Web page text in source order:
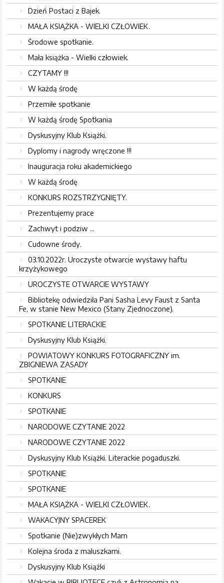
Dzień Postaci z Bajek.
MAŁA KSIĄŻKA - WIELKI CZŁOWIEK.
Środowe spotkanie.
Mała książka - Wielki człowiek.
CZYTAMY !!!
W każdą środę
Przemiłe spotkanie
W każdą środę Spotkania
Dyskusyjny Klub Książki.
Dyplomy i nagrody wręczone !!!
Inauguracja roku akademickiego
W każdą środę
KONKURS ROZSTRZYGNIĘTY.
Prezentujemy prace
Zachwyt i podziw ...
Cudowne środy.
03.10.2022r. Uroczyste otwarcie wystawy haftu
krzyżykowego
UROCZYSTE OTWARCIE WYSTAWY
Bibliotekę odwiedziła Pani Sasha Levy Faust z Santa
Fe, w stanie New Mexico (Stany Zjednoczone).
SPOTKANIE LITERACKIE
Dyskusyjny Klub Książki.
POWIATOWY KONKURS FOTOGRAFICZNY im.
ZBIGNIEWA ZASADY
SPOTKANIE
KONKURS
SPOTKANIE
NARODOWE CZYTANIE 2022
NARODOWE CZYTANIE 2022
Dyskusyjny Klub Książki. Literackie pogaduszki.
SPOTKANIE
SPOTKANIE
MAŁA KSIĄŻKA - WIELKI CZŁOWIEK.
WAKACYJNY SPACEREK
Spotkanie (Nie)zwykłych Mam
Kolejna środa z maluszkami.
Dyskusyjny Klub Książki